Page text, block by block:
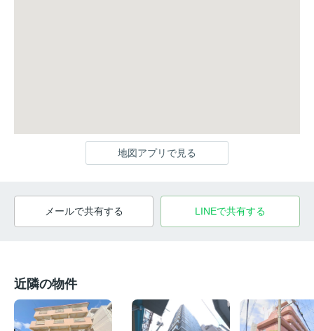
地図アプリで見る
メールで共有する LINEで共有する
近隣の物件